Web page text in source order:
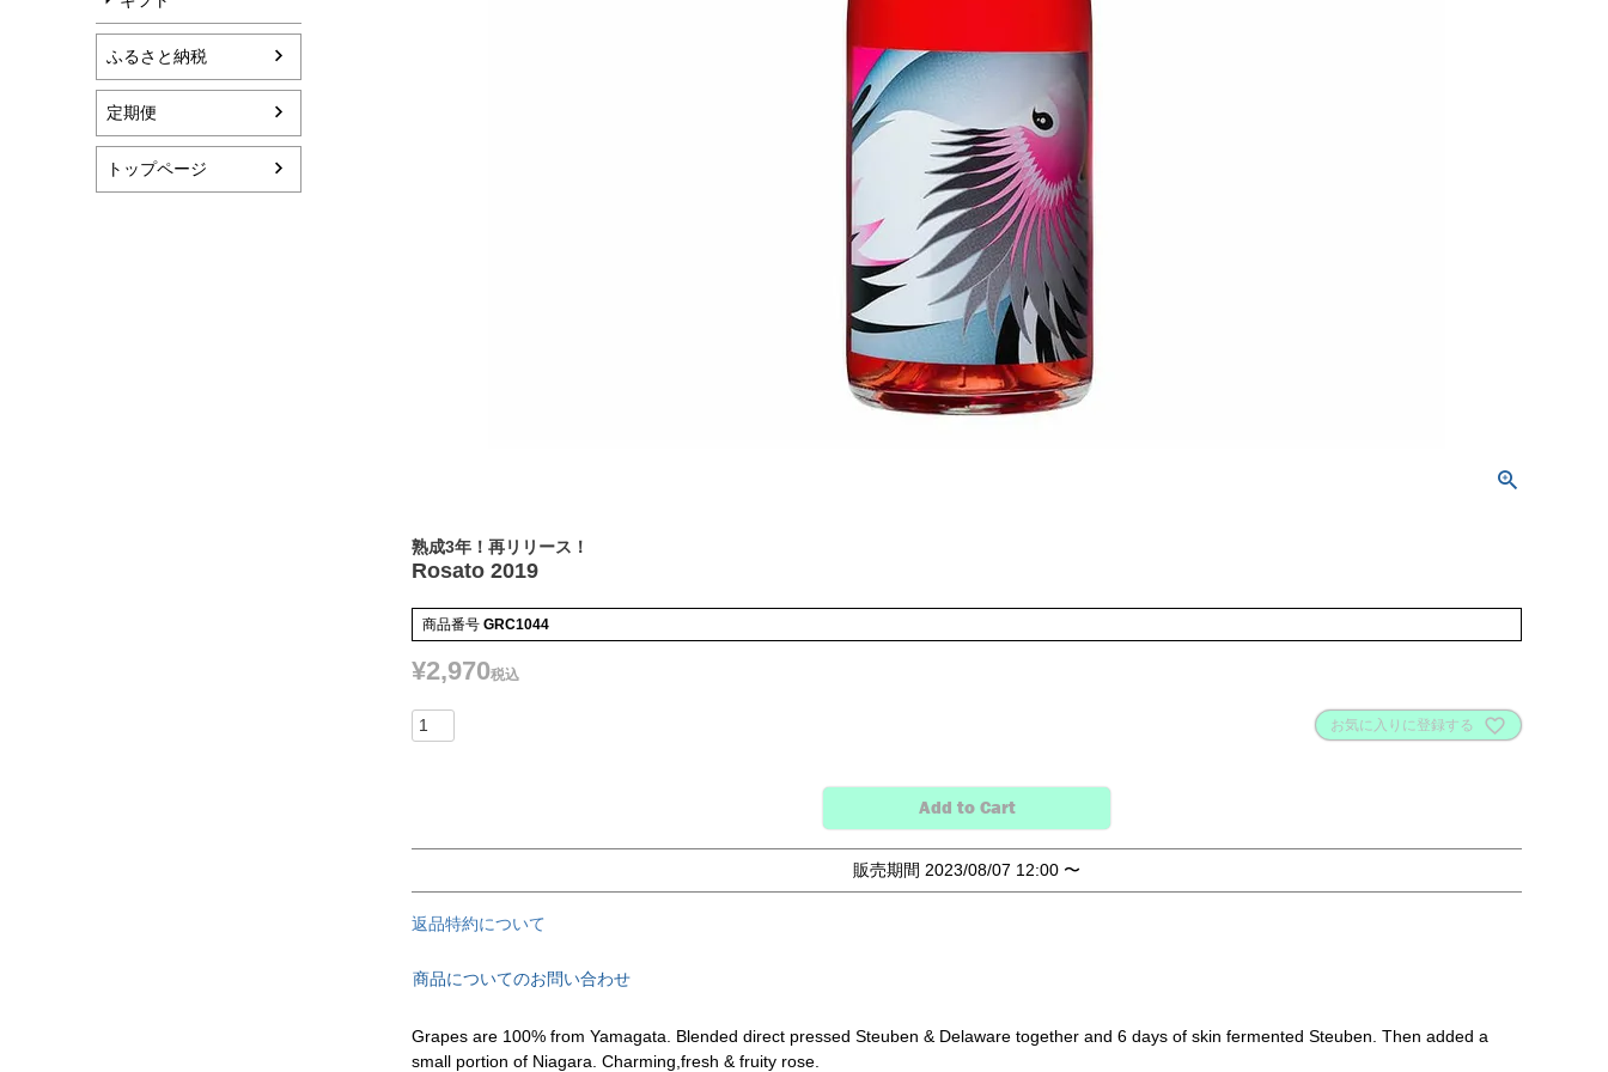
ふるさと納税
定期便
トップページ
熟成3年！再リリース！
Rosato 2019
商品番号 GRC1044
¥2,970税込
お気に入りに登録する
Add to Cart
販売期間 2023/08/07 12:00 〜
返品特約について
商品についてのお問い合わせ
Grapes are 100% from Yamagata. Blended direct pressed Steuben & Delaware together and 6 days of skin fermented Steuben. Then added a
small portion of Niagara. Charming,fresh & fruity rose.